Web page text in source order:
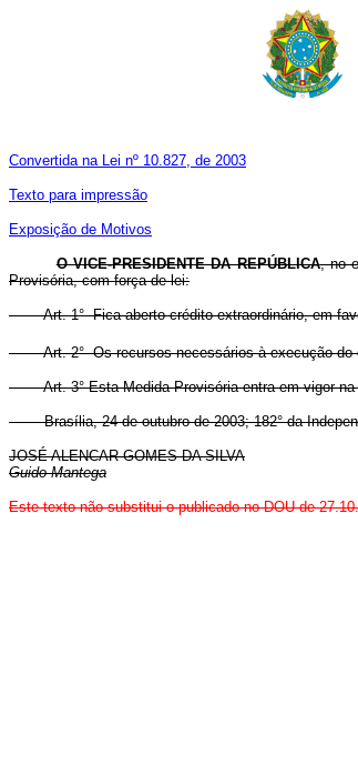
Convertida na Lei nº 10.827, de 2003
Texto para impressão
Exposição de Motivos
O VICE-PRESIDENTE DA REPÚBLICA, no
Provisória, com força de lei:
Art. 1° Fica aberto crédito extraordinário, em favor
Art. 2° Os recursos necessários à execução do
Art. 3° Esta Medida Provisória entra em vigor na
Brasília, 24 de outubro de 2003; 182° da
JOSÉ ALENCAR GOMES DA SILVA
Guido Mantega
Este texto não substitui o publicado no DOU de